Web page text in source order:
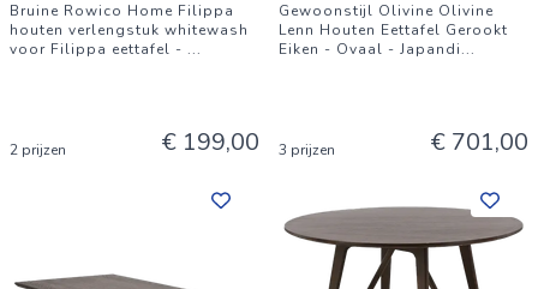
Bruine Rowico Home Filippa
houten verlengstuk whitewash
voor Filippa eettafel - ...
2 prijzen € 199,00
Gewoonstijl Olivine Olivine
Lenn Houten Eettafel Gerookt
Eiken - Ovaal - Japandi...
3 prijzen € 701,00